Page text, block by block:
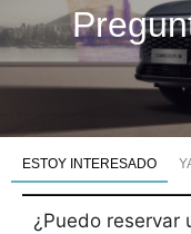
ESTOY INTERESADO
¿Puedo reservar